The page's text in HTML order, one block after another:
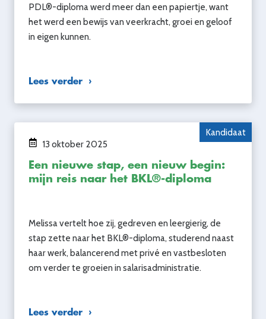
PDL®-diploma werd meer dan een papiertje, want
het werd een bewijs van veerkracht, groei en geloof
in eigen kunnen.
Lees verder
Kandidaat
13 oktober 2025
Een nieuwe stap, een nieuw begin:
mijn reis naar het BKL®-diploma
Melissa vertelt hoe zij, gedreven en leergierig, de
stap zette naar het BKL®-diploma, studerend naast
haar werk, balancerend met privé en vastbesloten
om verder te groeien in salarisadministratie.
Lees verder